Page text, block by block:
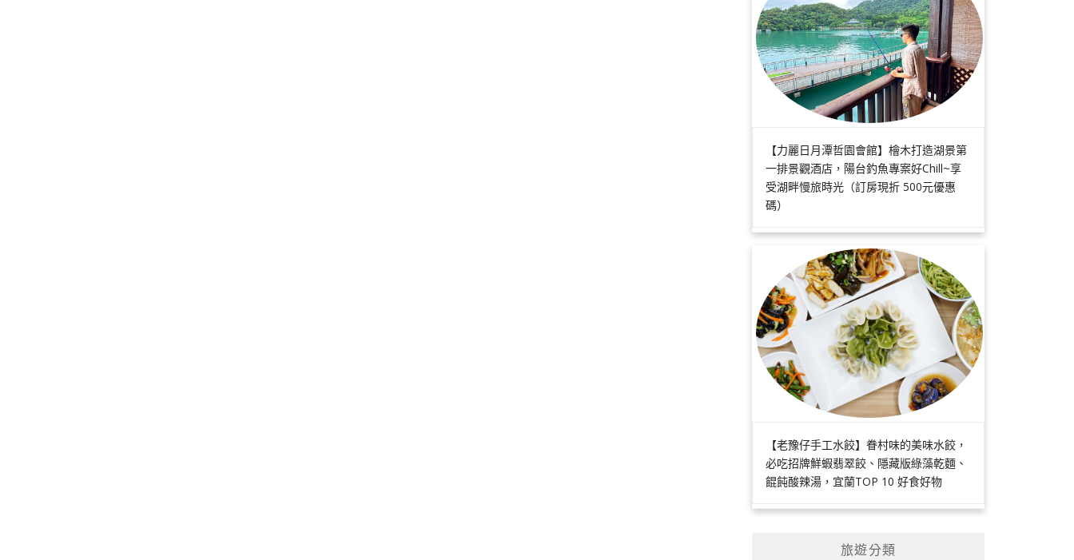
【力麗日月潭哲園會館】檜木打造湖景第
一排景觀酒店，陽台釣魚專案好Chill~享
受湖畔慢旅時光（訂房現折 500元優惠
碼）
【老豫仔手工水餃】眷村味的美味水餃，
必吃招牌鮮蝦翡翠餃、隱藏版綠藻乾麵、
餛飩酸辣湯，宜蘭TOP 10 好食好物
旅遊分類